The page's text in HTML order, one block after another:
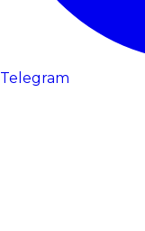
Telegram